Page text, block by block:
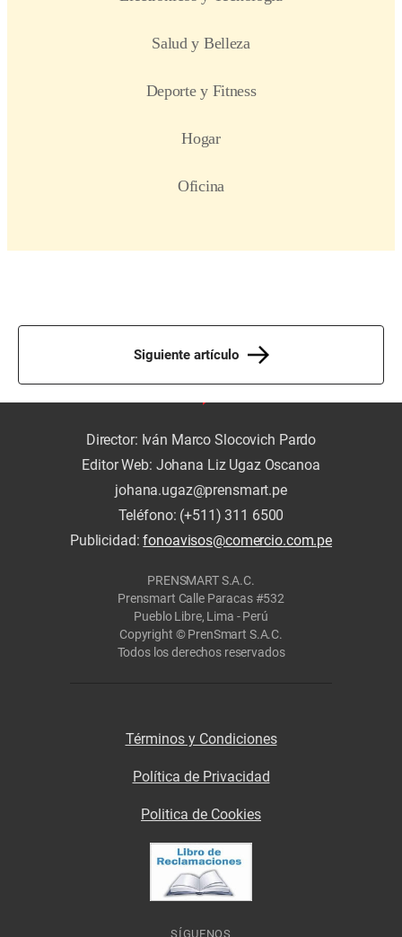
Siguiente artículo
Director: Iván Marco Slocovich Pardo
Editor Web: Johana Liz Ugaz Oscanoa
johana.ugaz@prensmart.pe
Teléfono: (+511) 311 6500
Publicidad:fonoavisos@comercio.com.pe
PRENSMART S.A.C.
Prensmart Calle Paracas #532
Pueblo Libre, Lima - Perú
Copyright © PrenSmart S.A.C.
Todos los derechos reservados
Términos y Condiciones
Política de Privacidad
Politica de Cookies
SÍGUENOS